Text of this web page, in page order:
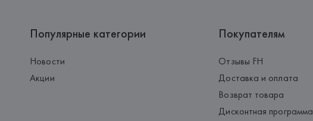
Популярные категории
Новости
Акции
Покупателям
Отзывы FH
Доставка и оплата
Возврат товара
Дисконтная программа